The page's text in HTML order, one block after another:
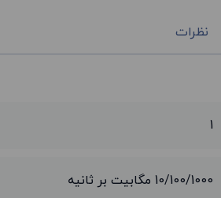
نظرات
1
10/100/1000 مگابیت بر ثانیه